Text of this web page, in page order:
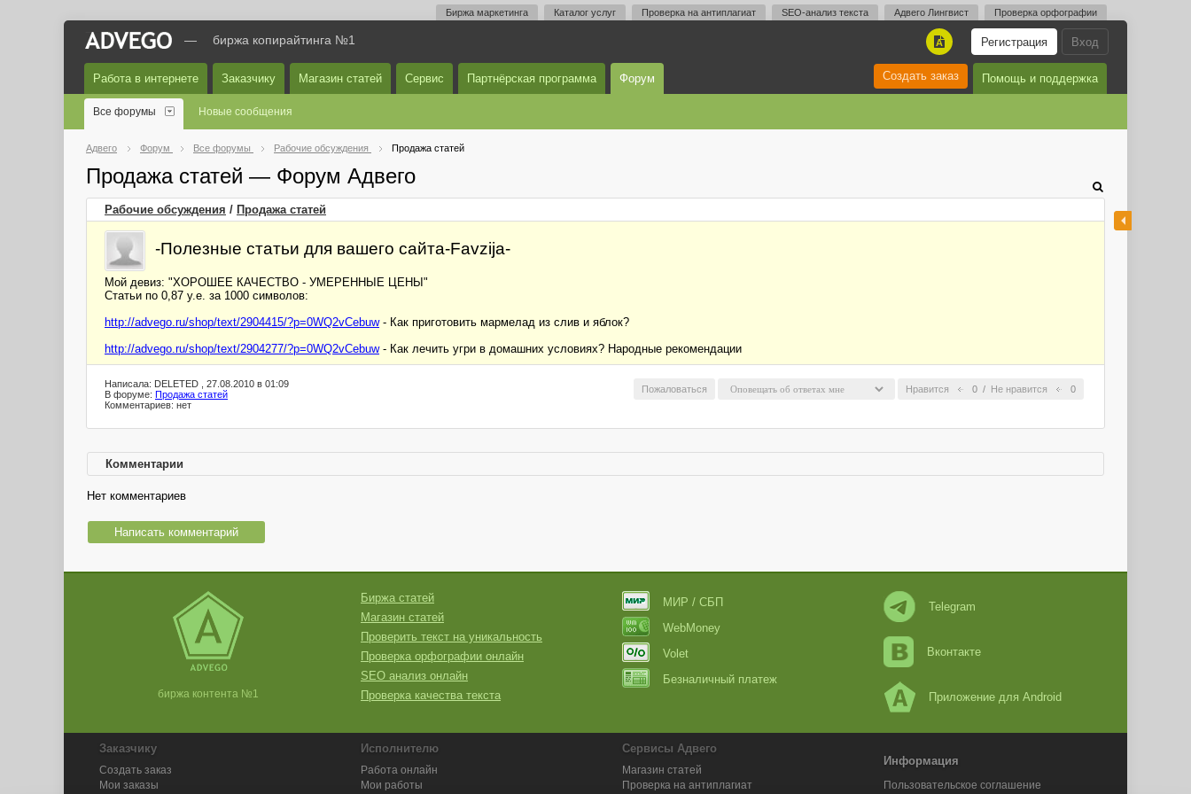
Биржа маркетинга Каталог услуг Проверка на антиплагиат SEO-анализ текста Адвего Лингвист Проверка орфографии
Вход
Регистрация
A
— биржа копирайтинга №1
Работа в интернете Заказчику Магазин статей Сервис Партнёрская программа Форум Помощь и поддержка
Создать заказ
Все форумы Новые сообщения
Адвего Форум Все форумы Рабочие обсуждения Продажа статей
Продажа статей — Форум Адвего
Рабочие обсуждения / Продажа статей
-Полезные статьи для вашего сайта-Favzija-
Мой девиз: "ХОРОШЕЕ КАЧЕСТВО - УМЕРЕННЫЕ ЦЕНЫ"
Статьи по 0,87 у.е. за 1000 символов:
http://advego.ru/shop/text/2904415/?p=0WQ2vCebuw- Как приготовить мармелад из слив и яблок?
http://advego.ru/shop/text/2904277/?p=0WQ2vCebuw- Как лечить угри в домашних условиях? Народные рекомендации
Нравится 0 / Не нравится 0
Пожаловаться
Написала: DELETED , 27.08.2010 в 01:09
В форуме: Продажа статей
Комментариев: нет
Комментарии
Нет комментариев
Написать комментарий
биржа контента №1
Биржа статей
Магазин статей
Проверить текст на уникальность
Проверка орфографии онлайн
SEO анализ онлайн
Проверка качества текста
МИР / СБП
WebMoney
Volet
Безналичный платеж
Telegram
Вконтакте
Приложение для Android
Заказчику
Создать заказ
Мои заказы
Исполнителю
Работа онлайн
Мои работы
Сервисы Адвего
Магазин статей
Проверка на антиплагиат
Информация
Пользовательское соглашение